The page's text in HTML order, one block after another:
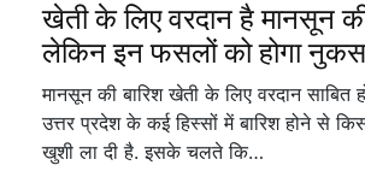
खेती के लिए वरदान है मानसून
लेकिन इन फसलों को होगा
मानसून की बारिश खेती के लिए वरदान साबित
उत्तर प्रदेश के कई हिस्सों में बारिश होने से
खुशी ला दी है. इसके चलते कि…